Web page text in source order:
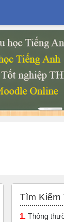
Tìm Kiếm
1. Thông